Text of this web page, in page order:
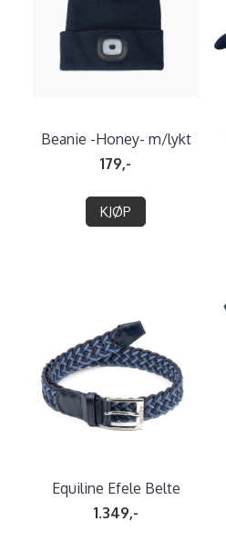
Beanie -Honey- m/lykt
179,-
KJØP
Equiline Efele Belte
1.349,-